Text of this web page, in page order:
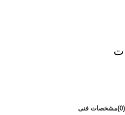
مشخصات فنی